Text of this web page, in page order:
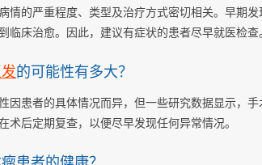
情的严重程度、类型及治疗方式密切相关。早期
临床治愈。因此，建议有症状的患者尽早就医检查
的可能性有多大？
因患者的具体情况而异，但一些研究数据显示，
术后定期复查，以便尽早发现任何异常情况。